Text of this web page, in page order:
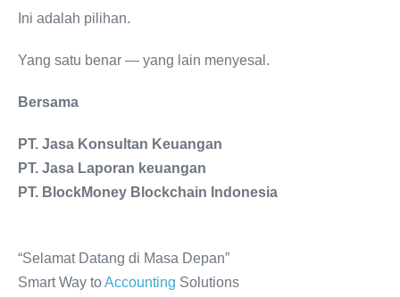
Ini adalah pilihan.
Yang satu benar — yang lain menyesal.
Bersama
PT. Jasa Konsultan Keuangan
PT. Jasa Laporan keuangan
PT. BlockMoney Blockchain Indonesia
“Selamat Datang di Masa Depan”
Smart Way toAccounting Solutions